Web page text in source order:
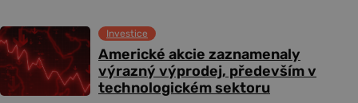
Americké akcie zaznamenaly
výrazný výprodej, především v
technologickém sektoru
Investice